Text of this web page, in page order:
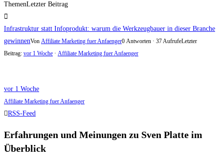
ThemenLetzter Beitrag
Infrastruktur statt Infoprodukt: warum die Werkzeugbauer in dieser Branche
gewinnenVon Affiliate Marketing fuer Anfaenger0 Antworten · 37 AufrufeLetzter
Beitrag: vor 1 Woche · Affiliate Marketing fuer Anfaenger
vor 1 Woche
Affiliate Marketing fuer Anfaenger
RSS-Feed
Erfahrungen und Meinungen zu Sven Platte im
Überblick